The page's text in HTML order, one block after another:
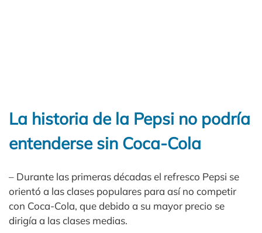
La historia de la Pepsi no podría
entenderse sin Coca-Cola
– Durante las primeras décadas el refresco Pepsi se
orientó a las clases populares para así no competir
con Coca-Cola, que debido a su mayor precio se
dirigía a las clases medias.